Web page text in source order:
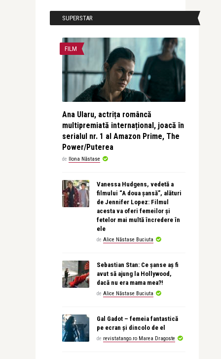
SUPERSTAR
FILM
Ana Ularu, actrița româncă
multipremiată internațional, joacă în
serialul nr. 1 al Amazon Prime, The
Power/Puterea
de Ilona Năstase
Vanessa Hudgens, vedetă a
filmului “A doua șansă”, alături
de Jennifer Lopez: Filmul
acesta va oferi femeilor și
fetelor mai multă încredere în
ele
de Alice Năstase Buciuta
Sebastian Stan: Ce șanse aș fi
avut să ajung la Hollywood,
dacă nu era mama mea?!
de Alice Năstase Buciuta
Gal Gadot – femeia fantastică
pe ecran și dincolo de el
de revistatango.ro Marea Dragoste